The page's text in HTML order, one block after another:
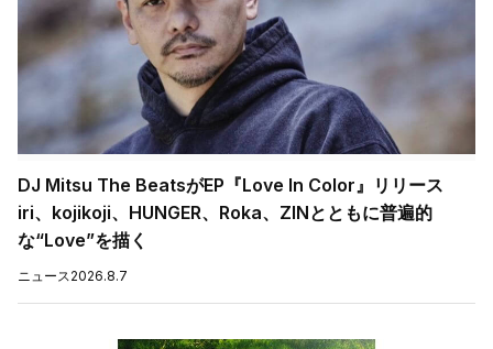
DJ Mitsu The BeatsがEP『Love In Color』リリース
iri、kojikoji、HUNGER、Roka、ZINとともに普遍的
な“Love”を描く
ニュース 2026.8.7